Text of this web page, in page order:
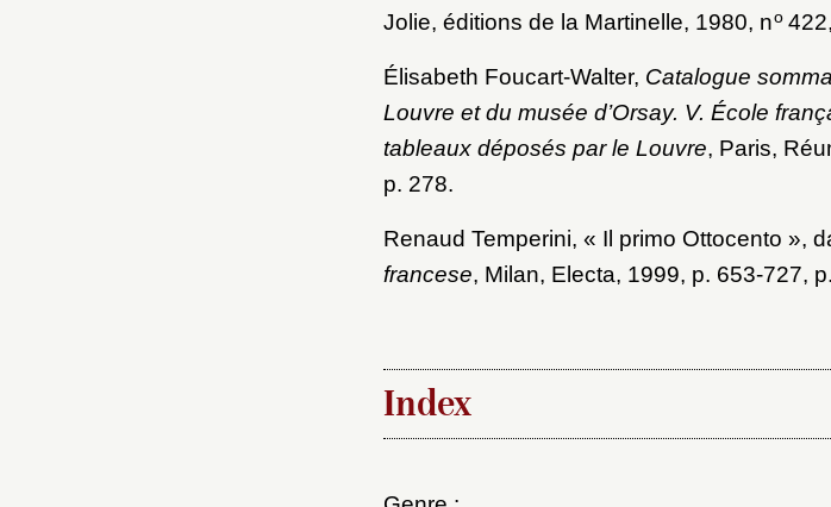
Jolie, éditions de la Martinelle, 1980, no
Élisabeth Foucart-Walter, Catalogue
Louvre et du musée d’Orsay. V. École
tableaux déposés par le Louvre, Paris,
p. 278.
Renaud Temperini, « Il primo Ottocento »,
francese, Milan, Electa, 1999, p. 653-727,
Index